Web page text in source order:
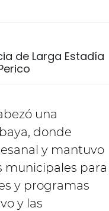
de Larga Estadía
una
donde
y mantuvo
municipales para
y programas
y las